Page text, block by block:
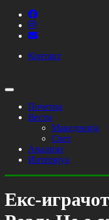
Контакт
Почетна
Вести
Македонија
Свет
Анализи
Интервјуа
Екс-